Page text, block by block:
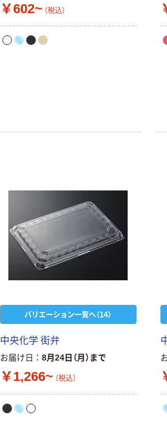
￥602~ （税込）
バリエーション一覧へ（14）
中央化学 街弁
お届け日 8月24日（月）まで
￥1,266~ （税込）